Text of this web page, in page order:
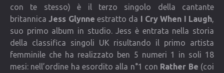
con te stesso) è il terzo singolo della cantante
britannica Jess Glynne estratto da I Cry When I Laugh
suo primo album in studio. Jess è entrata nella storia
della classifica singoli UK risultando il primo artista
femminile che ha realizzato ben 5 numeri 1 in soli 18
mesi: nell’ordine ha esordito alla n°1 con Rather Be (coi